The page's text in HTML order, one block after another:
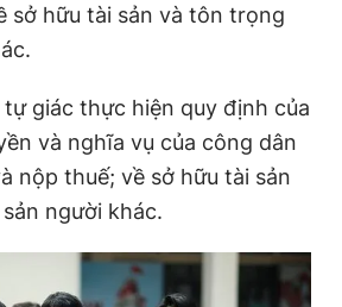
sở hữu tài sản và tôn trọng
giác thực hiện quy định của
và nghĩa vụ của công dân
nộp thuế; về sở hữu tài sản
người khác.